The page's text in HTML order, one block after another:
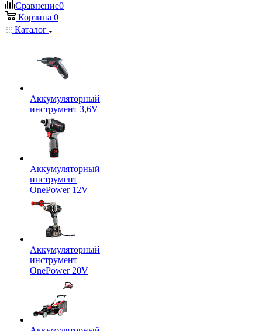
Сравнение0
Корзина 0
Каталог
Аккумуляторный
инструмент 3,6V
Аккумуляторный
инструмент
OnePower 12V
Аккумуляторный
инструмент
OnePower 20V